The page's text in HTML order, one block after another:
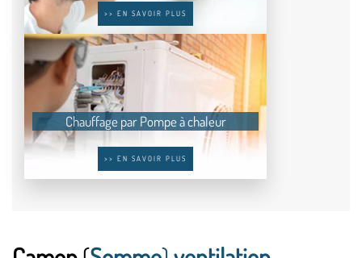
>> EN SAVOIR PLUS
Chauffage par Pompe à chaleur
>> EN SAVOIR PLUS